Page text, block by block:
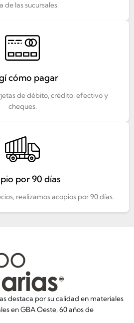
de las sucursales.
cómo pagar
de débito, crédito, efectivo y
cheques.
por 90 días
realizamos acopios por 90 días.
destaca por su calidad en materiales
en GBA Oeste, 60 años de